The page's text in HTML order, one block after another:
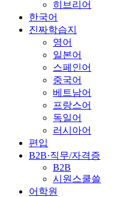
히브리어
한국어
진짜학습지
영어
일본어
스페인어
중국어
베트남어
프랑스어
독일어
러시아어
편입
B2B·직무/자격증
B2B
시원스쿨쓸
어학원